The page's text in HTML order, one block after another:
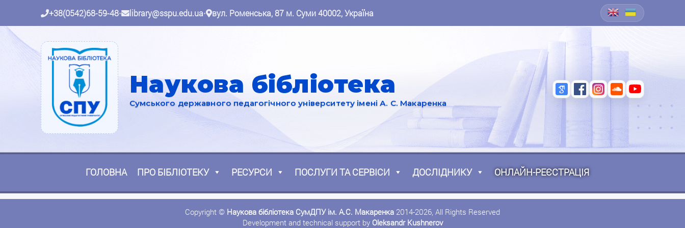
+38(0542)68-59-48• library@sspu.edu.ua• вул. Роменська, 87 м. Суми 40002, Україна
Наукова бібліотека
Сумського державного педагогічного університету імені А. С. Макаренка
ГОЛОВНА ПРО БІБЛІОТЕКУ РЕСУРСИ ПОСЛУГИ ТА СЕРВІСИ ДОСЛІДНИКУ ОНЛАЙН-РЕЄСТРАЦІЯ
Copyright © Наукова бібліотека СумДПУ ім. А.С. Макаренка 2014-2026, All Rights Reserved
Development and technical support by Oleksandr Kushnerov